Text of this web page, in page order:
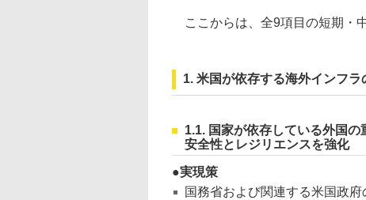
ここからは、全9項目の短期・
1. 米国が依存する海外インフ
1.1. 国家が依存している外国
安全性とレジリエンスを強化
実現策
国務省および関連する米国政